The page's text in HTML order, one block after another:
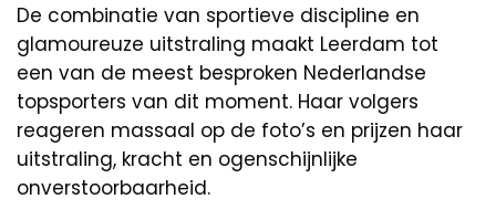
De combinatie van sportieve discipline en
glamoureuze uitstraling maakt Leerdam tot
een van de meest besproken Nederlandse
topsporters van dit moment. Haar volgers
reageren massaal op de foto’s en prijzen haar
uitstraling, kracht en ogenschijnlijke
onverstoorbaarheid.